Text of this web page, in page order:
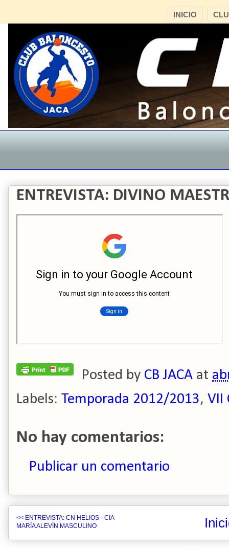
INICIO
ENTREVISTA: DIVINO
Posted by CB JACA at
Labels: Temporada 2012/2013, VII
No hay comentarios:
Publicar un comentario
<< ENTREVISTA: CN HELIOS - CIA
MARÍA ALEVÍN MASCULINO